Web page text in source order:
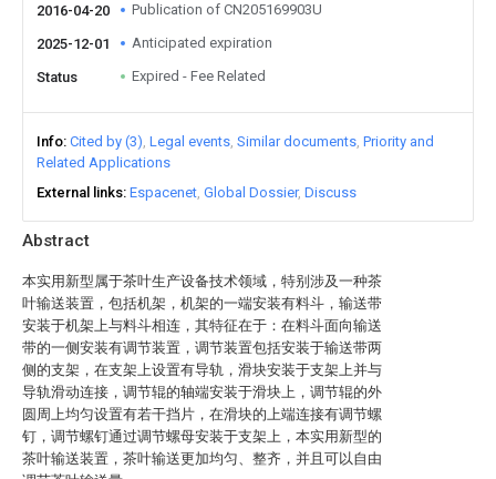
Abstract
本实用新型属于茶叶生产设备技术领域，特别涉及一种茶
叶输送装置，包括机架，机架的一端安装有料斗，输送带
安装于机架上与料斗相连，其特征在于：在料斗面向输送
带的一侧安装有调节装置，调节装置包括安装于输送带两
侧的支架，在支架上设置有导轨，滑块安装于支架上并与
导轨滑动连接，调节辊的轴端安装于滑块上，调节辊的外
圆周上均匀设置有若干挡片，在滑块的上端连接有调节螺
钉，调节螺钉通过调节螺母安装于支架上，本实用新型的
茶叶输送装置，茶叶输送更加均匀、整齐，并且可以自由
2016-04-20 Publication of CN205169903U
2025-12-01 Anticipated expiration
Status Expired - Fee Related
Info Cited by (3) Legal events Similar documents Priority and
Related Applications
External links Espacenet Global Dossier Discuss